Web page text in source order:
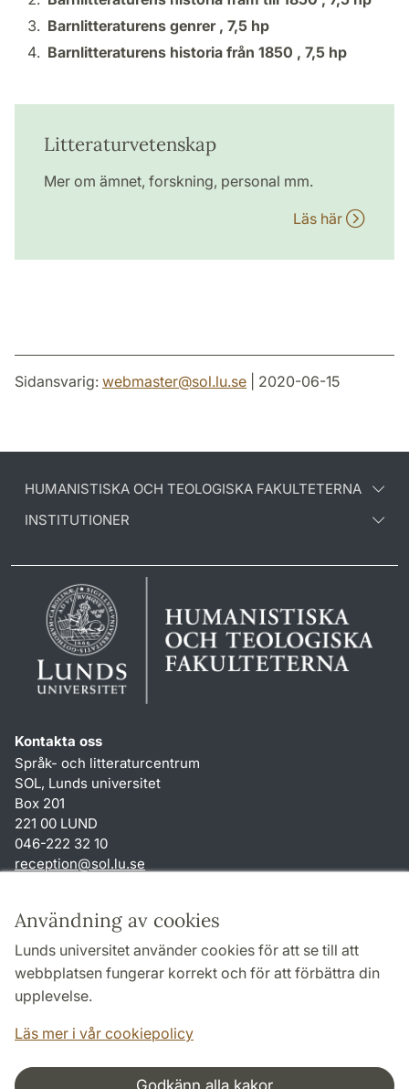
Användning av cookies
Lunds universitet använder cookies för att se till att
webbplatsen fungerar korrekt och för att förbättra din
upplevelse.
Läs mer i vår cookiepolicy
Godkänn alla kakor
Barnlitteraturens genrer , 7,5 hp
Barnlitteraturens historia från 1850 , 7,5 hp
Litteraturvetenskap
Mer om ämnet, forskning, personal mm.
Läs här
Sidansvarig: webmaster@sol.lu.se | 2020-06-15
HUMANISTISKA OCH TEOLOGISKA FAKULTETERNA
INSTITUTIONER
Kontakta oss
Språk- och litteraturcentrum
SOL, Lunds universitet
Box 201
221 00 LUND
046-222 32 10
reception@sol.lu.se
Genvägar
Om webbplatsen och cookies
Behandling av personuppgifter
Tillgänglighetsredogörelse